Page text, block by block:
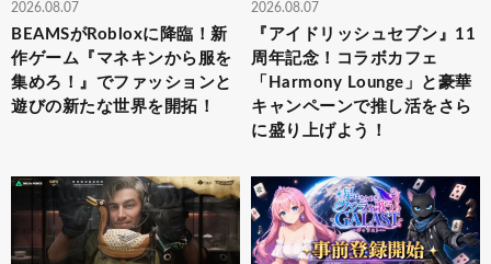
2026.08.07
BEAMSがRobloxに降臨！新
作ゲーム『マネキンから服を
集めろ！』でファッションと
遊びの新たな世界を開拓！
2026.08.07
『アイドリッシュセブン』11
周年記念！コラボカフェ
「Harmony Lounge」と豪華
キャンペーンで推し活をさら
に盛り上げよう！